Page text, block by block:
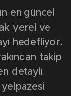
en güncel
yerel ve
hedefliyor.
takip
detaylı